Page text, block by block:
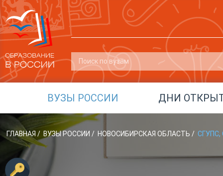
ВУЗЫ РОССИИ ДНИ
ГЛАВНАЯ / ВУЗЫ РОССИИ / НОВОСИБИРСКАЯ ОБЛАСТЬ /